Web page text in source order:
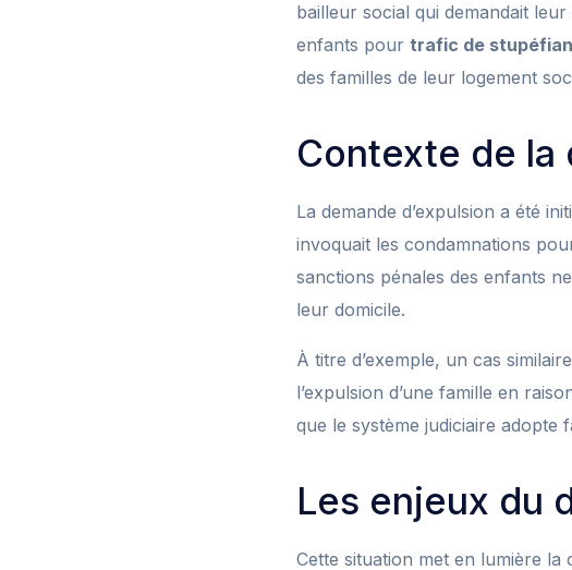
bailleur social qui demandait
enfants pour trafic de
des familles de leur logement
Contexte de la
La demande d’expulsion a été
invoquait les condamnations
sanctions pénales des enfants
leur domicile.
À titre d’exemple, un cas
l’expulsion d’une famille en
que le système judiciaire adopte
Les enjeux du
Cette situation met en lumière la